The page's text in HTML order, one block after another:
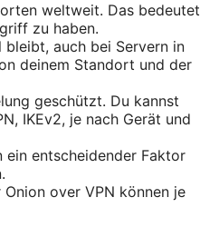
weltweit. Das bedeutet
zu haben.
auch bei Servern in
deinem Standort und der
geschützt. Du kannst
IKEv2, je nach Gerät und
ein entscheidender Faktor
over VPN können je